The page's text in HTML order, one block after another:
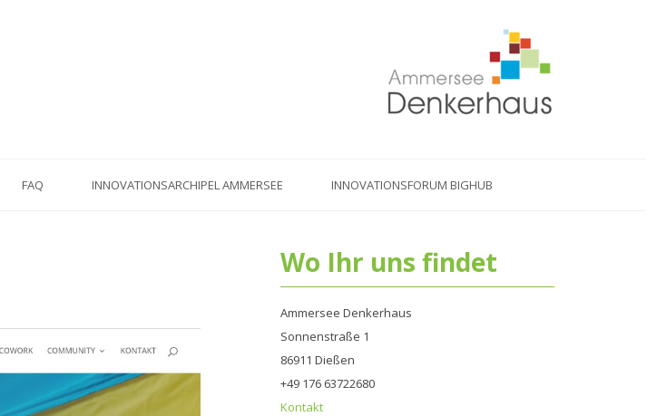
FAQ INNOVATIONSARCHIPEL AMMERSEE INNOVATIONSFORUM BIGHUB
Wo Ihr uns findet
Ammersee Denkerhaus
Sonnenstraße 1
86911 Dießen
+49 176 63722680‬
Kontakt